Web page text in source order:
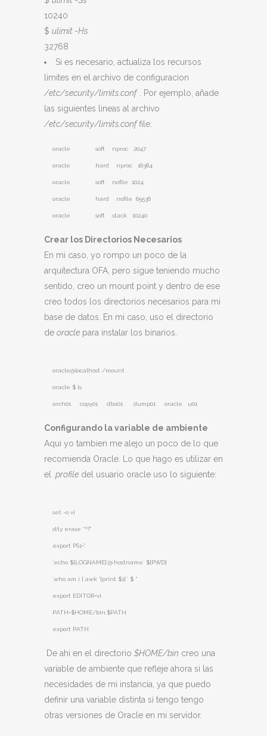
10240
$ ulimit -Hs
32768
Si es necesario, actualiza los recursos
limites en el archivo de configuracion
/etc/security/limits.conf. Por ejemplo, añade
las siguientes lineas al archivo
/etc/security/limits.conffile:
oracle soft nproc 2047
oracle hard nproc 16384
oracle soft nofile 1024
oracle hard nofile 65536
oracle soft stack 10240
Crear los Directorios Necesarios
En mi caso, yo rompo un poco de la
arquitectura OFA, pero sigue teniendo mucho
sentido, creo un mount point y dentro de ese
creo todos los directorios necesarios para mi
base de datos. En mi caso, uso el directorio
de oracle para instalar los binarios.
oracle@localhost /mount
oracle $ ls
arch01 copy01 dba01 dump01 oracle u01
Configurando la variable de ambiente
Aqui yo tambien me alejo un poco de lo que
recomienda Oracle. Lo que hago es utilizar en
el
.profile del usuario oracle uso lo siguiente:
set -o vi
stty erase “^?”
export PS1=”
`echo ${LOGNAME}`@`hostname` ${PWD}
`who am i | awk ‘{print $1}’` $ “
export EDITOR=vi
PATH=$HOME/bin:$PATH
export PATH
De ahi en el directorio $HOME/bin creo una
variable de ambiente que refleje ahora si las
necesidades de mi instancia, ya que puedo
definir una variable distinta si tengo tengo
otras versiones de Oracle en mi servidor.